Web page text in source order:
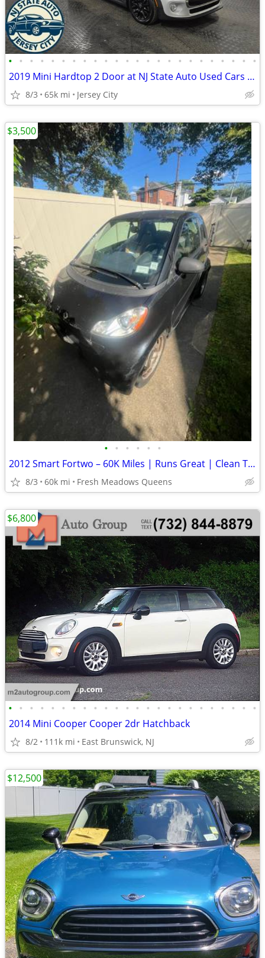
• • • • • • • • • • • • • • • • • • • • • • • •
2019 Mini Hardtop 2 Door at NJ State Auto Used Cars in Jersey City
8/3 65k mi Jersey City
• • • • • •
2012 Smart Fortwo – 60K Miles | Runs Great | Clean Title
8/3 60k mi Fresh Meadows Queens
$3,500
• • • • • • • • • • • • • • • • • • • • • • • •
2014 Mini Cooper Cooper 2dr Hatchback
8/2 111k mi East Brunswick, NJ
$6,800
$12,500